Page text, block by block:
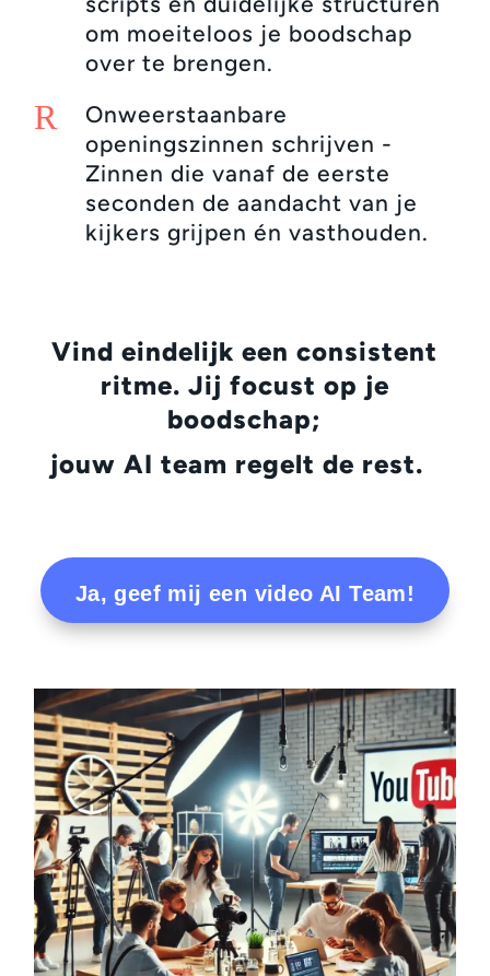
om moeiteloos je boodschap
over te brengen.
R
Onweerstaanbare
openingszinnen schrijven -
Zinnen die vanaf de eerste
seconden de aandacht van je
kijkers grijpen én vasthouden.
Vind eindelijk een consistent
ritme. Jij focust op je
boodschap;
jouw AI team regelt de rest.
Ja, geef mij een video AI Team!